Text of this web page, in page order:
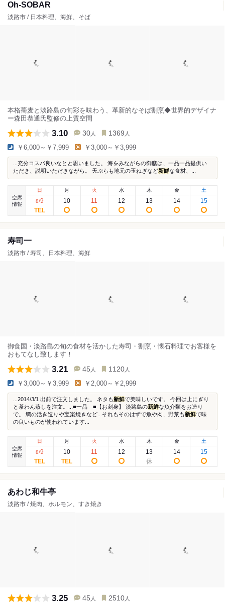
Oh-SOBAR​
淡路市 / 日本料理、海鮮、そば
本格蕎麦と淡路島の旬彩を味わう、革新的なそば割烹◆世界的デザイナ
ー森田恭通氏監修の上質空間
3.10 30 人 1369 人
￥6,000～￥7,999 ￥3,000～￥3,999
...充分コスパ良いなとと思いました。 海をみながらの御膳は、一品一品提供い
ただき、説明いただきながら。 天ぷらも地元の玉ねぎなど新鮮な食材、...
空席
情報
日
8/9
月
10
火
11
水
12
木
13
金
14
土
15
寿司一
淡路市 / 寿司、日本料理、海鮮
御食国・淡路島の旬の食材を活かした寿司・割烹・懐石料理でお客様を
おもてなし致します！
3.21 45 人 1120 人
￥3,000～￥3,999 ￥2,000～￥2,999
...2014/3/1 出前で注文しました。 ネタも新鮮で美味しいです。 今回は上にぎり
と茶わん蒸しを注文。...■一品 ■【お刺身】 淡路島の新鮮な魚介類をお造り
で。 鯛の活き造りや宝楽焼きなど...それもそのはずで魚や肉、野菜も新鮮で味
の良いものが使われています...
空席
情報
日
8/9
月
10
火
11
水
12
木
13
金
14
土
15
あわじ和牛亭
淡路市 / 焼肉、ホルモン、すき焼き
3.25 45 人 2510 人